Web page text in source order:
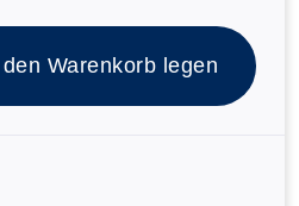
Warenkorb legen